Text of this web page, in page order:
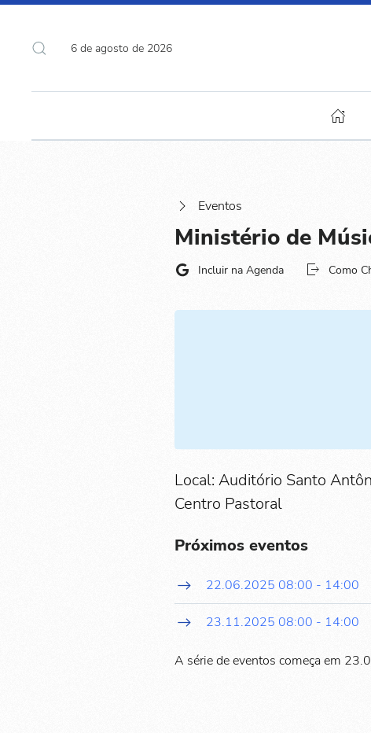
6 de agosto de 2026
Eventos
Ministério de
Incluir na Agenda Como
Local: Auditório Santo
Centro Pastoral
Próximos eventos
22.06.2025 08:00 - 14:00
23.11.2025 08:00 - 14:00
A série de eventos começa em